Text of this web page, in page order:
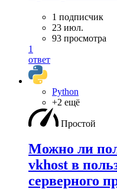
1 подписчик
23 июл.
93 просмотра
1
ответ
Python
+2 ещё
Простой
Можно ли
vkhost в
серверного